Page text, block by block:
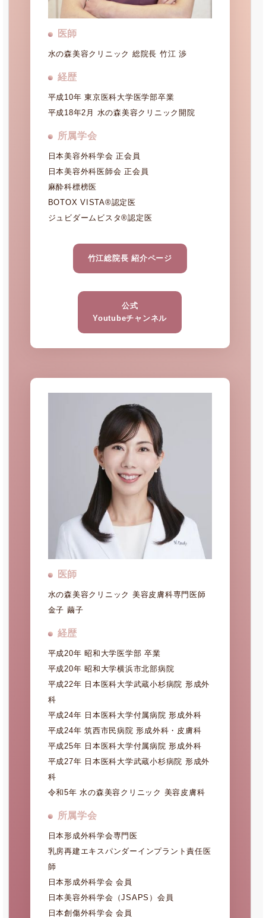
医師
水の森美容クリニック 総院長 竹江 渉
経歴
平成10年 東京医科大学医学部卒業
平成18年2月 水の森美容クリニック開院
所属学会
日本美容外科学会 正会員
日本美容外科医師会 正会員
麻酔科標榜医
BOTOX VISTA®認定医
ジュビダームビスタ®認定医
竹江総院長 紹介ページ
公式
Youtubeチャンネル
医師
水の森美容クリニック 美容皮膚科専門医師
金子 繭子
経歴
平成20年 昭和大学医学部 卒業
平成20年 昭和大学横浜市北部病院
平成22年 日本医科大学武蔵小杉病院 形成外
科
平成24年 日本医科大学付属病院 形成外科
平成24年 筑西市民病院 形成外科・皮膚科
平成25年 日本医科大学付属病院 形成外科
平成27年 日本医科大学武蔵小杉病院 形成外
科
令和5年 水の森美容クリニック 美容皮膚科
所属学会
日本形成外科学会専門医
乳房再建エキスパンダーインプラント責任医
師
日本形成外科学会 会員
日本美容外科学会（JSAPS）会員
日本創傷外科学会 会員